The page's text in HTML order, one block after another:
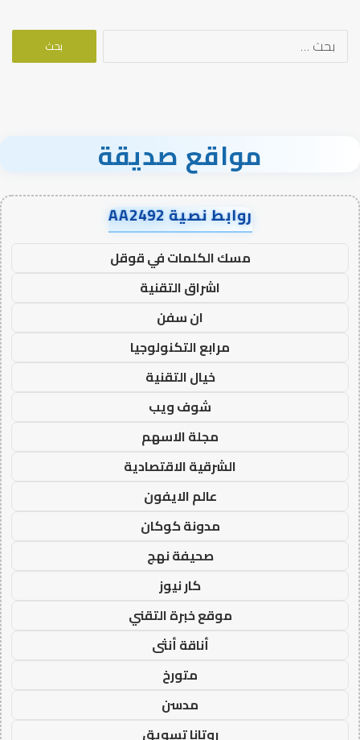
البحث
مواقع صديقة
روابط نصية AA2492
مسك الكلمات في قوقل
اشراق التقنية
ان سفن
مرابع التكنولوجيا
خيال التقنية
شوف ويب
مجلة الاسهم
الشرقية الاقتصادية
عالم الايفون
مدونة كوكان
صحيفة نهج
كار نيوز
موقع خبرة التقني
أناقة أنثى
متورخ
مدسن
روتانا تسويق